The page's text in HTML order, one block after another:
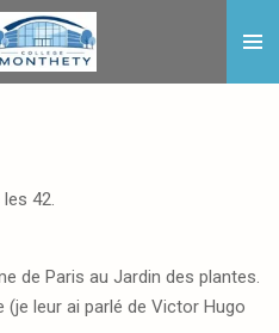
42.
de Paris au Jardin des plantes.
leur ai parlé de Victor Hugo